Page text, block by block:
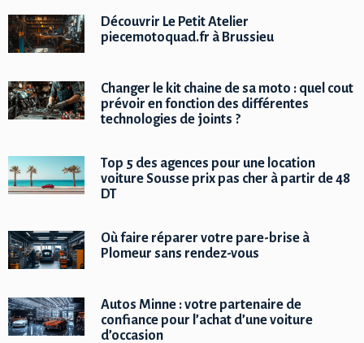
Découvrir Le Petit Atelier
piecemotoquad.fr à Brussieu
Changer le kit chaine de sa moto : quel cout
prévoir en fonction des différentes
technologies de joints ?
Top 5 des agences pour une location
voiture Sousse prix pas cher à partir de 48
DT
Où faire réparer votre pare-brise à
Plomeur sans rendez-vous
Autos Minne : votre partenaire de
confiance pour l’achat d’une voiture
d’occasion